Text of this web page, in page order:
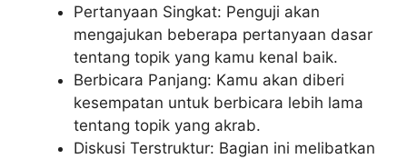
Pertanyaan Singkat: Penguji akan
mengajukan beberapa pertanyaan dasar
tentang topik yang kamu kenal baik.
Berbicara Panjang: Kamu akan diberi
kesempatan untuk berbicara lebih lama
tentang topik yang akrab.
Diskusi Terstruktur: Bagian ini melibatkan